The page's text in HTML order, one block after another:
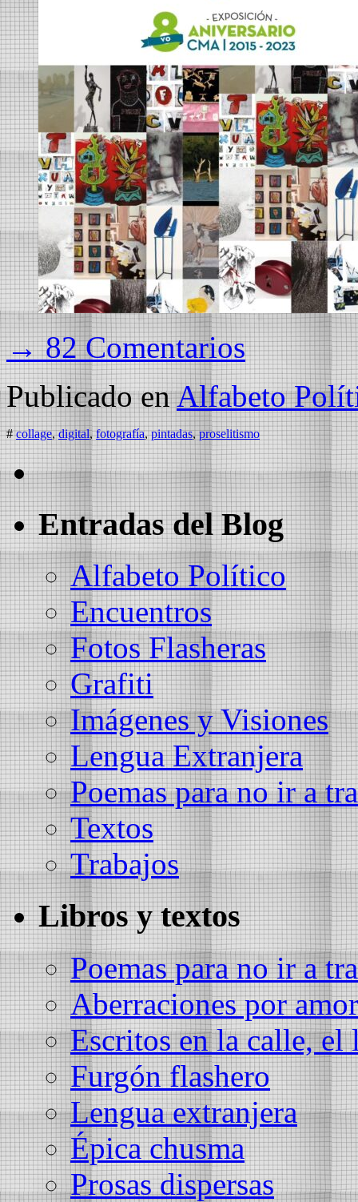
→ 82 Comentarios
Publicado enAlfabeto
# collage,digital,fotografía,pintadas,proselitismo
Entradas del Blog
Alfabeto Político
Encuentros
Fotos Flasheras
Grafiti
Imágenes y Visiones
Lengua Extranjera
Poemas para no ir a
Textos
Trabajos
Libros y textos
Poemas para no ir a
Aberraciones por amor
Escritos en la calle, el
Furgón flashero
Lengua extranjera
Épica chusma
Prosas dispersas